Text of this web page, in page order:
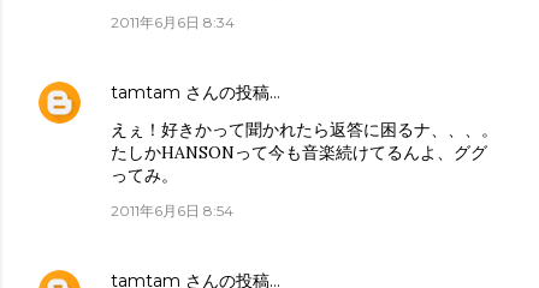
2011年6月6日 8:34
tamtam さんの投稿…
えぇ！好きかって聞かれたら返答に困るナ、、、。
たしかHANSONって今も音楽続けてるんよ、ググ
ってみ。
2011年6月6日 8:54
tamtam さんの投稿…